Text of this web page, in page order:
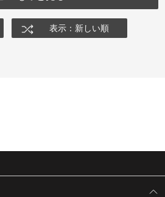
表示：新しい順